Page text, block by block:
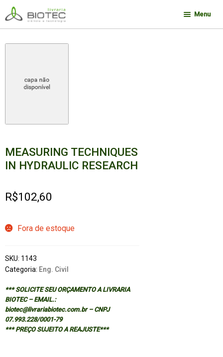
Pular
para
navegação
Pular
para
o
conteúdo
Menu
MEASURING TECHNIQUES
IN HYDRAULIC RESEARCH
R$102,60
Fora de estoque
SKU: 1143
Categoria: Eng. Civil
*** SOLICITE SEU ORÇAMENTO A LIVRARIA
BIOTEC – EMAIL.:
biotec@livrariabiotec.com.br – CNPJ
07.993.228/0001-79
*** PREÇO SUJEITO A REAJUSTE***